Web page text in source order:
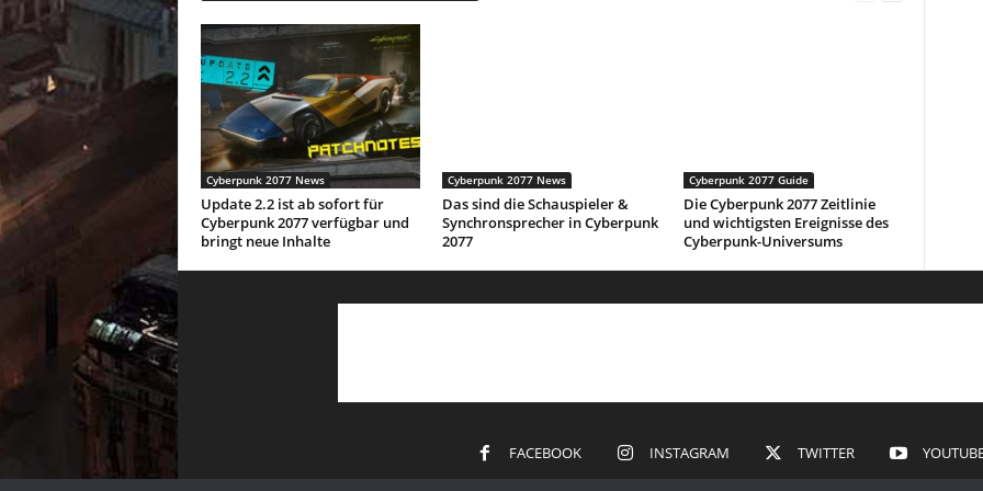
Cyberpunk 2077 News
Update 2.2 ist ab sofort für
Cyberpunk 2077 verfügbar und
bringt neue Inhalte
Cyberpunk 2077 News
Das sind die Schauspieler &
Synchronsprecher in Cyberpunk
2077
Cyberpunk 2077 Guide
Die Cyberpunk 2077 Zeitlinie
und wichtigsten Ereignisse des
Cyberpunk-Universums
FACEBOOK INSTAGRAM TWITTER